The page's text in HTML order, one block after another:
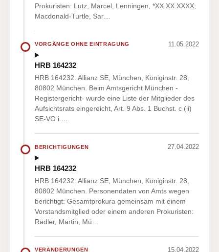
Prokuristen: Lutz, Marcel, Lenningen, *XX.XX.XXXX;
Macdonald-Turtle, Sar…
VORGÄNGE OHNE EINTRAGUNG 11.05.2022
HRB 164232
HRB 164232: Allianz SE, München, Königinstr. 28,
80802 München. Beim Amtsgericht München -
Registergericht- wurde eine Liste der Mitglieder des
Aufsichtsrats eingereicht, Art. 9 Abs. 1 Buchst. c (ii)
SE-VO i.…
BERICHTIGUNGEN 27.04.2022
HRB 164232
HRB 164232: Allianz SE, München, Königinstr. 28,
80802 München. Personendaten von Amts wegen
berichtigt: Gesamtprokura gemeinsam mit einem
Vorstandsmitglied oder einem anderen Prokuristen:
Rädler, Martin, Mü…
VERÄNDERUNGEN 15.04.2022